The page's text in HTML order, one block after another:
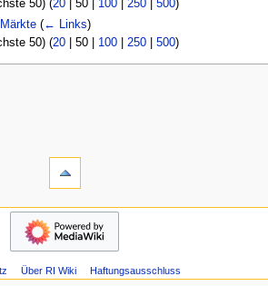
50) (20| 50| 100| 250| 500)
(← Links)
50) (20| 50| 100| 250| 500)
Über RI Wiki Haftungsausschluss